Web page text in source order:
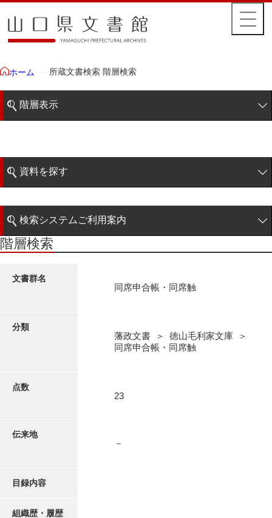
ホーム 所蔵文書検索 階層検索
階層表示
藩政文書
大令録
江府書簡録
資料を探す
階層検索
検索システムご利用案内
検索システムの利用について
更新履歴
階層検索
文書群名
同席申合帳・同席触
分類
藩政文書 ＞ 徳山毛利家文庫 ＞
同席申合帳・同席触
点数
23
伝来地
－
目録内容
組織歴・履歴